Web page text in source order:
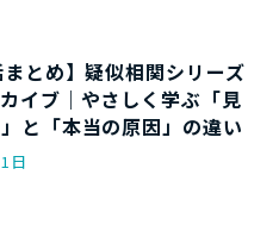
まとめ】疑似相関シリーズ
イブ｜やさしく学ぶ「見
と「本当の原因」の違い
日